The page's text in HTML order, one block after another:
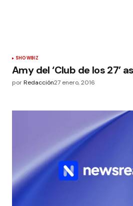
SHOWBIZ
Amy del ‘Club de los 27’
porRedacción27 enero, 2016